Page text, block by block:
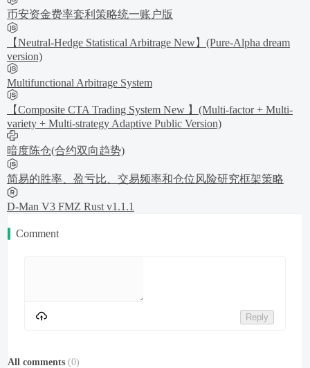
币安资金费率套利策略统一账户版
【Neutral-Hedge Statistical Arbitrage New】(Pure-Alpha dream
version)
Multifunctional Arbitrage System
【Composite CTA Trading System New 】(Multi-factor + Multi-
variety + Multi-strategy Adaptive Public Version)
暗度陈仓(合约双向趋势)
简易的胜率、盈亏比、交易频率和仓位风险研究框架策略
D-Man V3 FMZ Rust v1.1.1
Comment
Reply
All comments (0)